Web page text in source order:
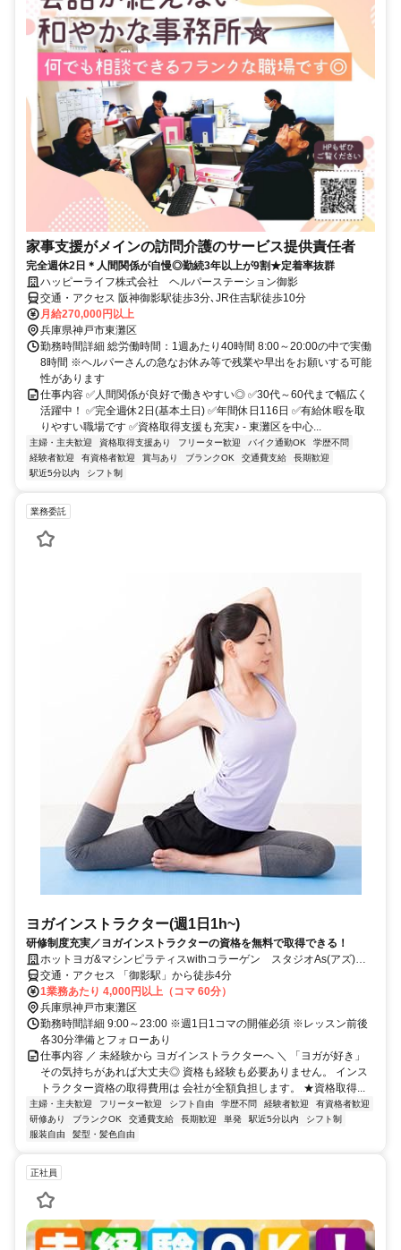
家事支援がメインの訪問介護のサービス提供責任者
完全週休2日＊人間関係が自慢◎勤続3年以上が9割★定着率抜群
ハッピーライフ株式会社 ヘルパーステーション御影
交通・アクセス 阪神御影駅徒歩3分､JR住吉駅徒歩10分
月給270,000円以上
兵庫県神戸市東灘区
勤務時間詳細 総労働時間：1週あたり40時間 8:00～20:00の中で実働
8時間 ※ヘルパーさんの急なお休み等で残業や早出をお願いする可能
性があります
仕事内容 ✅人間関係が良好で働きやすい◎ ✅30代～60代まで幅広く
活躍中！ ✅完全週休2日(基本土日) ✅年間休日116日 ✅有給休暇を取
りやすい職場です ✅資格取得支援も充実♪ - 東灘区を中心...
主婦・主夫歓迎 資格取得支援あり フリーター歓迎 バイク通勤OK
学歴不問
経験者歓迎
有資格者歓迎 賞与あり ブランクOK 交通費支給
長期歓迎
駅近5分以内
シフト制
業務委託
ヨガインストラクター(週1日1h~)
研修制度充実／ヨガインストラクターの資格を無料で取得できる！
ホットヨガ&マシンピラティスwithコラーゲン スタジオAs(アズ)御
影店
交通・アクセス 「御影駅」から徒歩4分
1業務あたり 4,000円以上（コマ 60分）
兵庫県神戸市東灘区
勤務時間詳細 9:00～23:00 ※週1日1コマの開催必須 ※レッスン前後
各30分準備とフォローあり
仕事内容 ／ 未経験から ヨガインストラクターへ ＼ 「ヨガが好き」
その気持ちがあれば大丈夫◎ 資格も経験も必要ありません。 インス
トラクター資格の取得費用は 会社が全額負担します。 ★資格取得...
主婦・主夫歓迎 フリーター歓迎 シフト自由 学歴不問 経験者歓迎
有資格者歓迎
研修あり
ブランクOK 交通費支給 長期歓迎 単発 駅近5分以内
シフト制
服装自由
髪型・髪色自由
正社員